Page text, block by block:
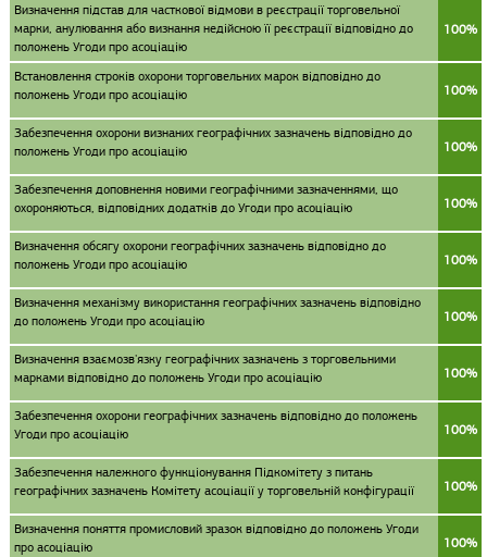
Визначення підстав для часткової відмови в реєстрації торговельної
марки, анулювання або визнання недійсною її реєстрації відповідно до
положень Угоди про асоціацію
100%
Встановлення строків охорони торговельних марок відповідно до
положень Угоди про асоціацію
100%
Забезпечення охорони визнаних географічних зазначень відповідно до
положень Угоди про асоціацію
100%
Забезпечення доповнення новими географічними зазначеннями, що
охороняються, відповідних додатків до Угоди про асоціацію
100%
Визначення обсягу охорони географічних зазначень відповідно до
положень Угоди про асоціацію
100%
Визначення механізму використання географічних зазначень відповідно
до положень Угоди про асоціацію
100%
Визначення взаємозв'язку географічних зазначень з торговельними
марками відповідно до положень Угоди про асоціацію
100%
Забезпечення охорони географічних зазначень відповідно до положень
Угоди про асоціацію
100%
Забезпечення належного функціонування Підкомітету з питань
географічних зазначень Комітету асоціації у торговельній конфігурації
100%
Визначення поняття промисловий зразок відповідно до положень Угоди
про асоціацію
100%